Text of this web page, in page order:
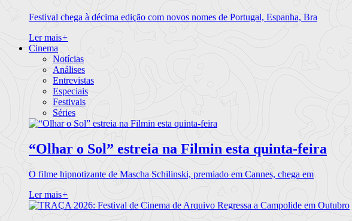
Festival chega à décima edição com novos nomes de Portugal, Espanha, Bra
Ler mais+
Cinema
Notícias
Análises
Entrevistas
Especiais
Festivais
Séries
“Olhar o Sol” estreia na Filmin esta quinta-feira
O filme hipnotizante de Mascha Schilinski, premiado em Cannes, chega em
Ler mais+